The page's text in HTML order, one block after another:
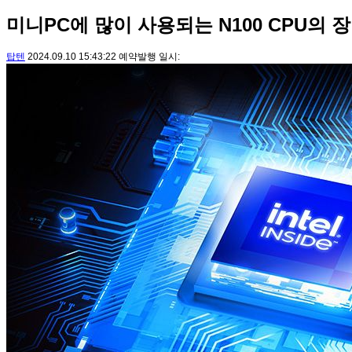
미니PC에 많이 사용되는 N100 CPU의
탑텐 2024.09.10 15:43:22 예약발행 일시: